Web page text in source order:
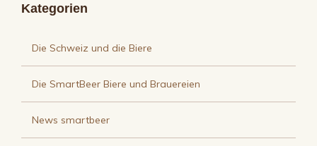
Kategorien
Die Schweiz und die Biere
Die SmartBeer Biere und Brauereien
News smartbeer